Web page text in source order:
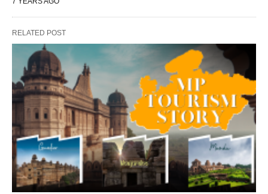
RELATED POST